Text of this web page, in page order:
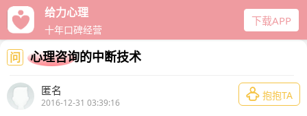
给力心理
十年口碑经营
下载APP
问 心理咨询的中断技术
匿名
2016-12-31 03:39:16
 抱抱TA